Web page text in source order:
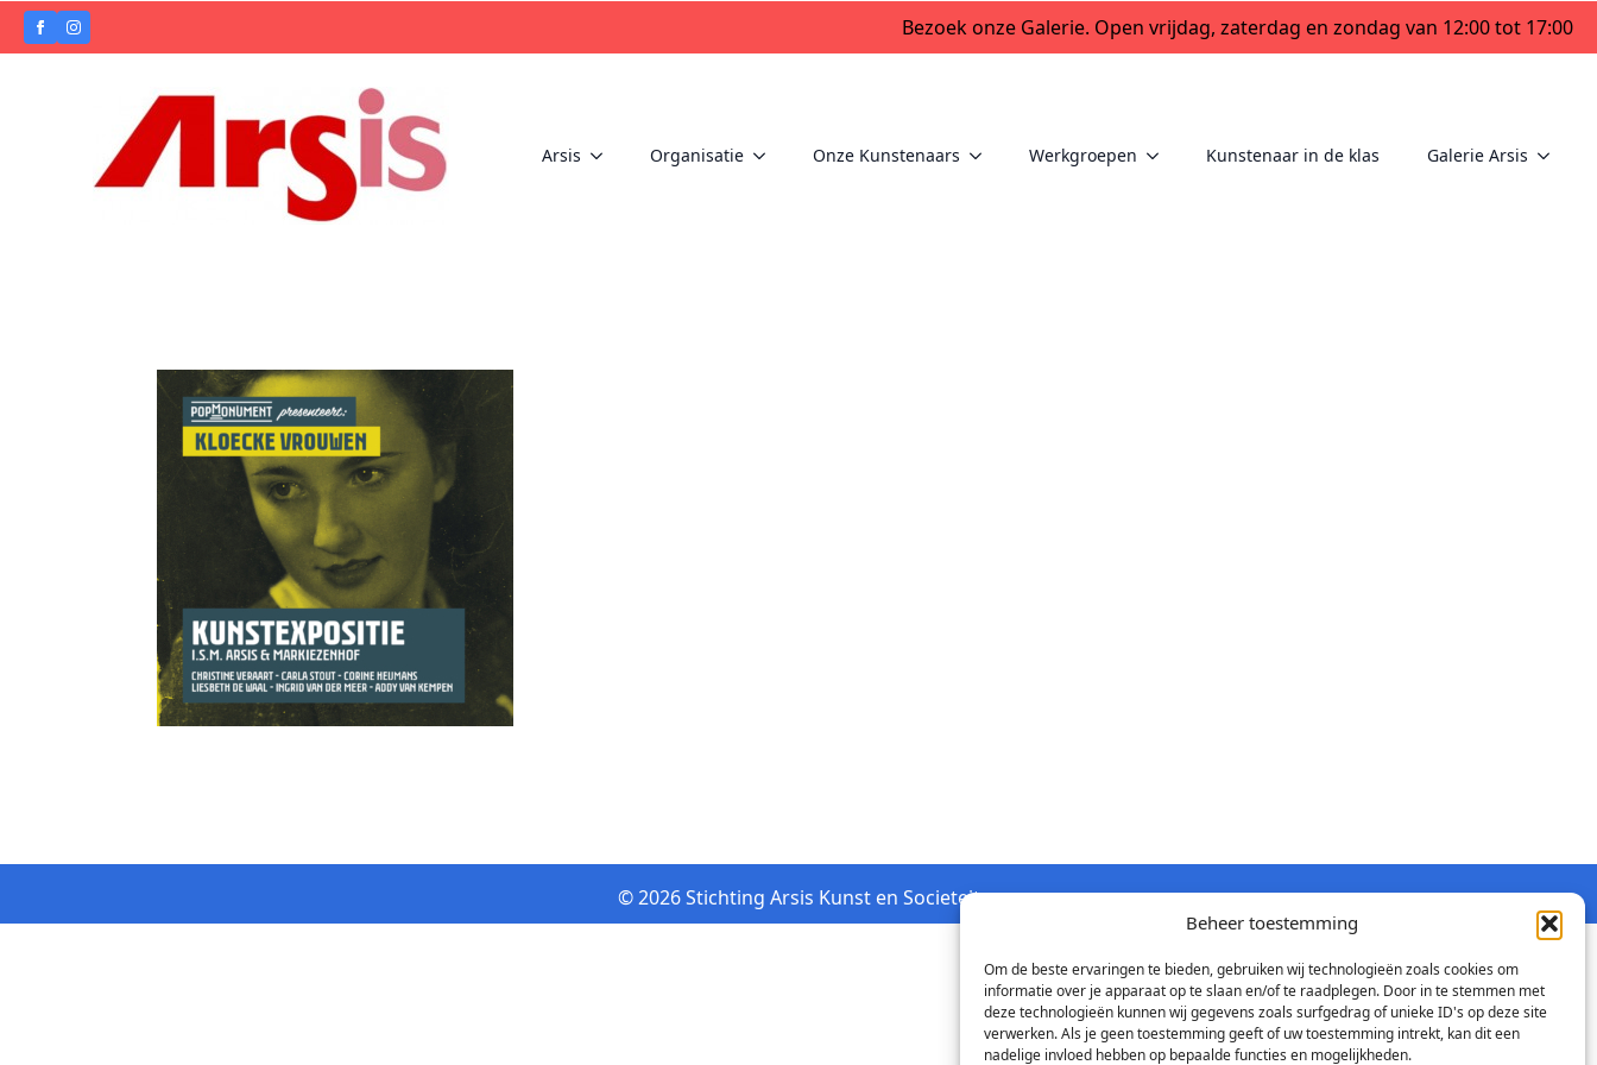
Beheer toestemming
Om de beste ervaringen te bieden, gebruiken wij technologieën zoals cookies om
informatie over je apparaat op te slaan en/of te raadplegen. Door in te stemmen met
deze technologieën kunnen wij gegevens zoals surfgedrag of unieke ID's op deze site
verwerken. Als je geen toestemming geeft of uw toestemming intrekt, kan dit een
nadelige invloed hebben op bepaalde functies en mogelijkheden.
Bezoek onze Galerie. Open vrijdag, zaterdag en zondag van 12:00 tot 17:00
Arsis Organisatie Onze Kunstenaars Werkgroepen Kunstenaar in de klas Galerie Arsis
© 2026 Stichting Arsis Kunst en Societeit